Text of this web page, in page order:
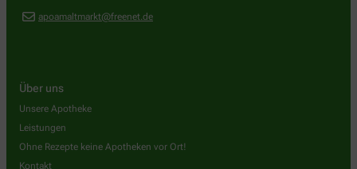
apoamaltmarkt@freenet.de
Über uns
Unsere Apotheke
Leistungen
Ohne Rezepte keine Apotheken vor Ort!
Kontakt